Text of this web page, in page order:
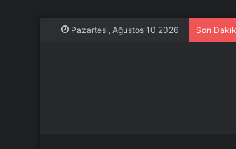
Pazartesi, Ağustos 10 2026 Son